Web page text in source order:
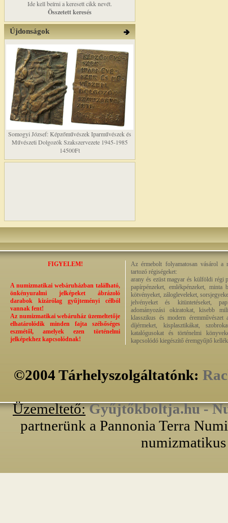
Ide kell beírni a keresett cikk nevét.
Összetett keresés
Újdonságok
Somogyi József: Képzőművészek Iparművészek és
Művészeti Dolgozók Szakszervezete 1945-1985
14500Ft
FIGYELEM!
A numizmatikai webáruházban található,
önkényuralmi jelképeket ábrázoló
darabok kizárólag gyűjteményi célból
vannak fent!
Az numizmatikai webáruház üzemeltetője
elhatárolódik minden fajta szélsőséges
eszmétől, amelyek ezen történelmi
jelképekhez kapcsolódnak!
Az érmebolt folyamatosan vásárol a
tartozó régiségeket:
arany és ezüst magyar és külföldi régi
papírpénzeket, emlékpénzeket, minta
kötvényeket, zálogleveleket,
jelvényeket és kitüntetéseket,
adományozási okiratokat, kisebb
klasszikus és modern éremművészet
díjérmeket, kisplasztikákat,
katalógusokat és történelmi
kapcsolódó kiegészítő éremgyűjtő
©2004 Tárhelyszolgáltatónk:
Üzemeltető: Gyűjtőkboltja.hu -
partnerünk a Pannonia Terra
numizmatikus